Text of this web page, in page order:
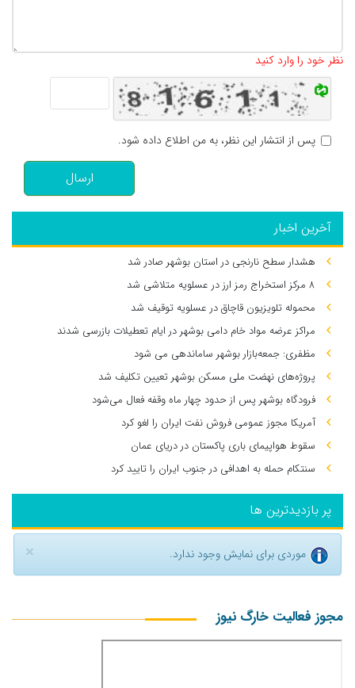
نظر خود را وارد کنید
پس از انتشار این نظر، به من اطلاع داده شود.
ارسال
آخرین اخبار
هشدار سطح نارنجی در استان بوشهر صادر شد
۸ مرکز استخراج رمز ارز در عسلویه متلاشی شد
محموله تلویزیون قاچاق در عسلویه توقیف شد
مراکز عرضه مواد خام دامی بوشهر در ایام تعطیلات بازرسی شدند
مظفری: جمعه‌بازار بوشهر ساماندهی می‌ شود
پروژه‌های نهضت ملی مسکن بوشهر تعیین تکلیف شد
فرودگاه بوشهر پس از حدود چهار ماه وقفه فعال می‌شود
آمریکا مجوز عمومی فروش نفت ایران را لغو کرد
سقوط هواپیمای باری پاکستان در دریای عمان
سنتکام حمله به اهدافی در جنوب ایران را تایید کرد
پر بازدیدترین ها
× موردی برای نمایش وجود ندارد.
مجوز فعالیت خارگ نیوز